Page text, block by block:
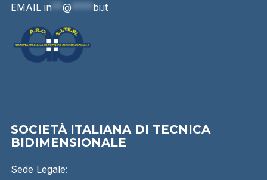
EMAIL in ** @ **** bi.it
SOCIETÀ ITALIANA DI TECNICA
BIDIMENSIONALE
Sede Legale: